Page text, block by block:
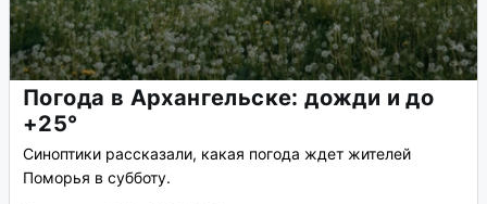
Погода в Архангельске: дожди и до
+25°
Синоптики рассказали, какая погода ждет жителей
Поморья в субботу.